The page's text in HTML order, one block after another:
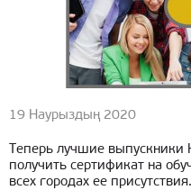
19 Наурыздың 2020
Теперь лучшие
получить сертификат на
всех городах ее